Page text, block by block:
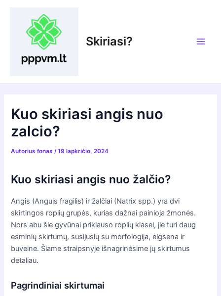
Skiriasi?
Kuo skiriasi angis nuo
zalcio?
Autorius fonas/19 lapkričio, 2024
Kuo skiriasi angis nuo žalčio?
Angis (Anguis fragilis) ir žalčiai (Natrix spp.) yra dvi
skirtingos roplių grupės, kurias dažnai painioja žmonės.
Nors abu šie gyvūnai priklauso roplių klasei, jie turi daug
esminių skirtumų, susijusių su morfologija, elgsena ir
buveine. Šiame straipsnyje išnagrinėsime jų skirtumus
detaliau.
Pagrindiniai skirtumai